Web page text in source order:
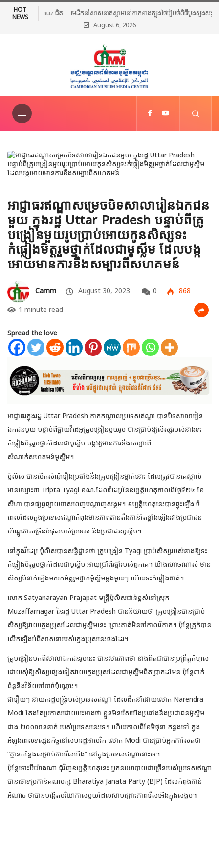
HOT
NEWS
មេដឹកនាំសាសនាឥស្លាមនៅភាគខាងត្បូងថៃរៀបចំពិធីបួងសួងសន្តិភាព និងថ្កោល
ទោសអំពើហិង្សា ក្រោយការវាយប្រហារនៅណារ៉ាធីវ៉ាត់
August 6, 2026
អាជ្ញាធរឥណ្ឌាសម្រេចបិទសាលារៀនឯកជន
មួយ ក្នុងរដ្ឋ Uttar Pradesh បន្ទាប់ពីគ្រូ
បង្រៀនមួយរូបប្រាប់អោយកូនសិស្សទះ
កំផ្លៀងមិត្តរួមថ្នាក់ដែលជាមូស្លីម ដែលបង្ក
អោយមានការខឹងសម្បារពីសហគមន៍
Camm August 30, 2023 0
868
1 minute read
Spread the love
អាជ្ញាធរក្នុងរដ្ឋ Uttar Pradesh ភាគកណ្តាលប្រទេសឥណ្ឌា បានបិទសាលារៀន
ឯកជនមួយ បន្ទាប់ពីធ្លាយវីដេអូគ្រូបង្រៀនមួយរូប បានប្រាប់ឱ្យសិស្សរបស់នាងទះ
កំផ្លៀងមិត្តរួមថ្នាក់ដែលជាមូស្លីម បង្កឱ្យមានការខឹងសម្បារពី
សំណាក់សហគមន៍មូស្លីម។
ប៉ូលីស បានបើកសំណុំរឿងប្រឆាំងនឹងគ្រូបង្រៀនម្នាក់នោះ ដែលត្រូវបានគេស្គាល់
មានឈ្មោះថា Tripta Tyagi ខណៈដែលវីដេអូនៃឧប្បត្តិហេតុកាលពីថ្ងៃទី២៤ ខែ
សីហា បានផ្សព្វផ្សាយពាសពេញបណ្តាញសង្គម។ ឧប្បត្តិហេតុនេះបានផ្ទុះឡើង ចំ
ពេលដែលក្នុងប្រទេសឥណ្ឌាកំពុងមានភាពតានតឹងកាន់តែខ្លាំងឡើងរវាងប្រជាជន
ហិណ្ឌូភាគច្រើនបំផុតរបស់ប្រទេស និងប្រជាជនមូស្លីម។
នៅក្នុងវីដេអូ ប៉ូលីសបានសន្និដ្ឋានថា គ្រូបង្រៀន Tyagi ប្រាប់សិស្សរបស់នាងឱ្យទះ
កំផ្លៀងមិត្តរួមថ្នាក់ដែលជាមូស្លីម អាយុប្រាំពីរឆ្នាំរបស់ពួកគេ។ យ៉ាងហោចណាស់ មាន
សិស្សបីនាក់ឡើងមករកមិត្តរួមថ្នាក់ម៉ូស្លីមម្តងមួយៗ ហើយទះកំផ្លៀងគាត់។
លោក Satyanarayan Prajapat មន្ត្រីប៉ូលិសជាន់ខ្ពស់នៅស្រុក
Muzaffarnagar នៃរដ្ឋ Uttar Pradesh បាននិយាយថា គ្រូបង្រៀនបានប្រាប់
សិស្សឱ្យវាយក្មេងប្រុសដែលជាមូស្លីមនេះ ព្រោះគាត់មិនចាំកាលវិភាគ។ ប៉ុន្តែគ្រូក៏បាន
លើកឡើងអំពីសាសនារបស់ក្មេងប្រុសនេះផងដែរ។
គ្រូបង្រៀនមកពីសាលាឯកជនរូបនេះ បានសារភាពថា នាងពិតជាបានប្រព្រឹត្តកំហុស
ដោយសុំឱ្យសិស្សផ្សេងទៀតវាយក្មេងប្រុសដែលជាមូស្លីមពិតប្រាកដមែន ប៉ុន្តែពាក់
ព័ន្ធនឹងវិន័យចាំបាច់ប៉ុណ្ណោះ។
ជារឿយៗ នាយករដ្ឋមន្ត្រីរបស់ប្រទេសឥណ្ឌា ដែលដឹកនាំដោយលោក Narendra
Modi តែងតែប្រកាសដោយអះអាងថា ខ្លួនមិនរើសអើងប្រឆាំងនឹងប្រជាជនម៉ូស្លីម
ជាង ២០០លាននាក់ របស់ប្រទេសនេះទេ។ ហើយកាលពីខែមិថុនា កន្លងទៅ ក្នុង
អំឡុងពេលទស្សនកិច្ចនៅសហរដ្ឋអាមេរិក លោក Modi បានប្រាប់អ្នកកាសែតថា
“គ្មានកន្លែងសម្រាប់ការរើសអើង” នៅក្នុងប្រទេសឥណ្ឌានោះទេ។
ប៉ុន្តែទោះបីយ៉ាងណា ជុំវិញឧប្បត្តិហេតុនេះ អ្នកនយោបាយជាច្រើនរបស់ប្រទេសឥណ្ឌា
បានចោទប្រកាន់គណបក្ស Bharatiya Janata Party (BJP) ដែលកំពុងកាន់
អំណាច ថាបានបង្កើតបរិយាកាសមួយដែលសាបព្រោះភាពរើសអើងក្នុងសង្គម៕